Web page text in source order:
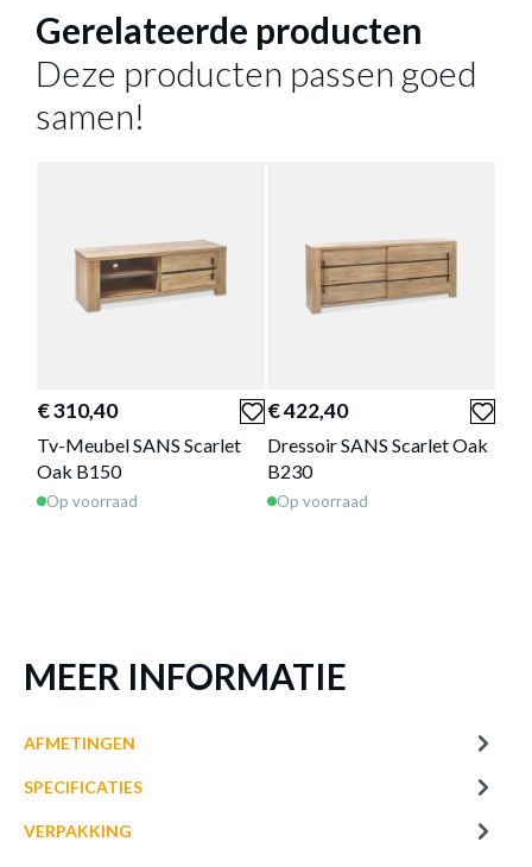
HOOGTE
36 kg
Meer afmetingen
Gerelateerde producten
Deze producten passen goed
samen!
€ 310,40
Tv-Meubel SANS Scarlet
Oak B150
Op voorraad
€ 422,40
Dressoir SANS Scarlet Oak
B230
Op voorraad
MEER INFORMATIE
AFMETINGEN
SPECIFICATIES
VERPAKKING
SALONTAFEL ABBEY SCARLET OAK
Productnummer: Y10150056313
GA NAAR WINKELMANDJE of verder winkelen